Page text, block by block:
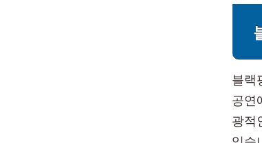
블랙
공연
광적